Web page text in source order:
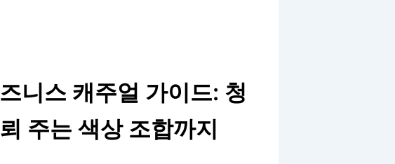
니스 캐주얼 가이드: 청
주는 색상 조합까지